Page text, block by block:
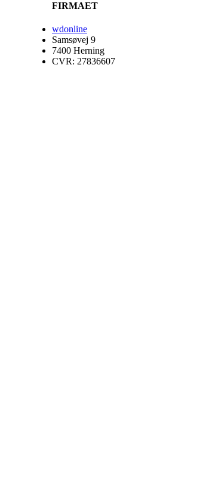
FIRMAET
wdonline
Samsøvej 9
7400 Herning
CVR: 27836607